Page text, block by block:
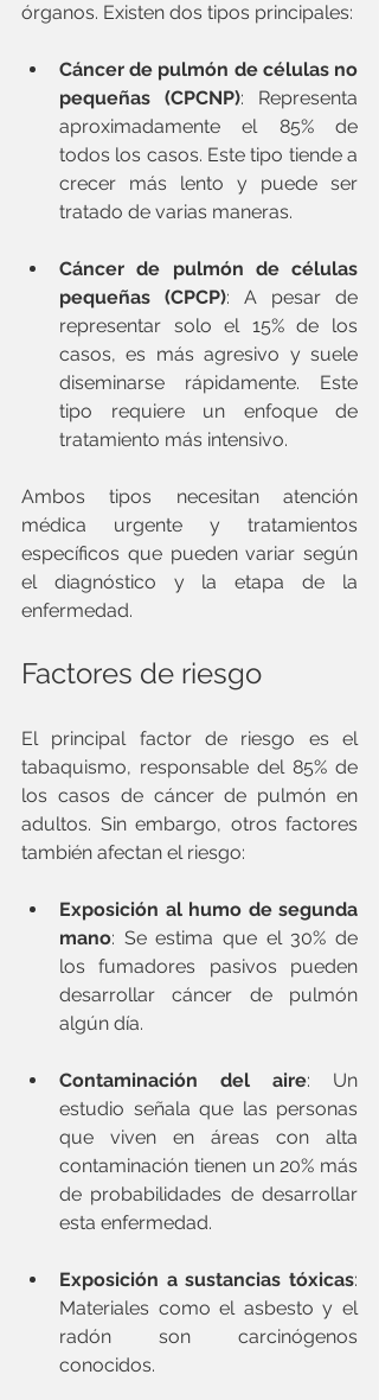
órganos. Existen dos tipos principales:
Cáncer de pulmón de células no
pequeñas (CPCNP): Representa
aproximadamente el 85% de
todos los casos. Este tipo tiende a
crecer más lento y puede ser
tratado de varias maneras.
Cáncer de pulmón de células
pequeñas (CPCP): A pesar de
representar solo el 15% de los
casos, es más agresivo y suele
diseminarse rápidamente. Este
tipo requiere un enfoque de
tratamiento más intensivo.
Ambos tipos necesitan atención
médica urgente y tratamientos
específicos que pueden variar según
el diagnóstico y la etapa de la
enfermedad.
Factores de riesgo
El principal factor de riesgo es el
tabaquismo, responsable del 85% de
los casos de cáncer de pulmón en
adultos. Sin embargo, otros factores
también afectan el riesgo:
Exposición al humo de segunda
mano: Se estima que el 30% de
los fumadores pasivos pueden
desarrollar cáncer de pulmón
algún día.
Contaminación del aire: Un
estudio señala que las personas
que viven en áreas con alta
contaminación tienen un 20% más
de probabilidades de desarrollar
esta enfermedad.
Exposición a sustancias tóxicas:
Materiales como el asbesto y el
radón son carcinógenos
conocidos.